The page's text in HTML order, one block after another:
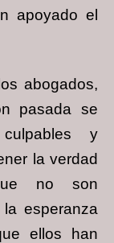
apoyado el
abogados,
pasada se
y
la verdad
no son
esperanza
ellos han